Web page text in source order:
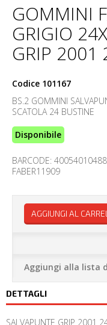
GOMMINI
GRIGIO
GRIP 2001
Codice 101167
BS.2 GOMMINI
SCATOLA 24 BUSTINE
Disponibile
BARCODE:
FABER11909
AGGIUNGI AL
Aggiungi alla lista
DETTAGLI
SALVAPUNTE GRIP 2001